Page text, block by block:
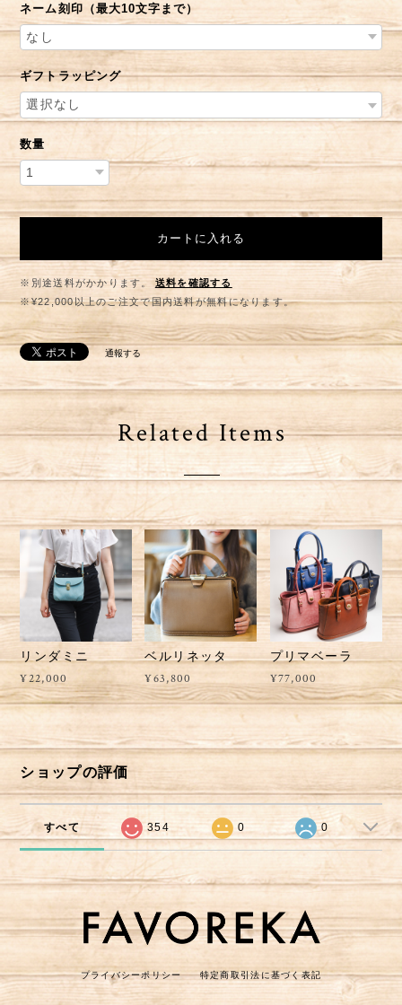
ネーム刻印（最大10文字まで）
ギフトラッピング
数量
カートに入れる
※別途送料がかかります。 送料を確認する
※¥22,000以上のご注文で国内送料が無料になります。
通報する
Related Items
リンダミニ
¥22,000
ベルリネッタ
¥63,800
プリマベーラ
¥77,000
ショップの評価
すべて 354 0 0
プライバシーポリシー 特定商取引法に基づく表記